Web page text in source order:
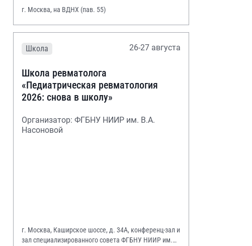
г. Москва, на ВДНХ (пав. 55)
Школа 26-27 августа
Школа ревматолога
«Педиатрическая ревматология
2026: снова в школу»
Организатор: ФГБНУ НИИР им. В.А.
Насоновой
г. Москва, Каширское шоссе, д. 34А, конференц-зал и
зал специализированного совета ФГБНУ НИИР им.